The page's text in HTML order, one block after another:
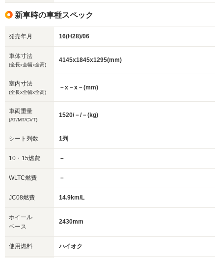
新車時の車種スペック
発売年月 16(H28)/06
車体寸法
(全長x全幅x全高)
4145x1845x1295(mm)
室内寸法
(全長x全幅x全高)
－x－x－(mm)
車両重量
(AT/MT/CVT)
1520/－/－(kg)
シート列数 1列
10・15燃費 －
WLTC燃費 －
JC08燃費 14.9km/L
ホイール
ベース
2430mm
使用燃料 ハイオク